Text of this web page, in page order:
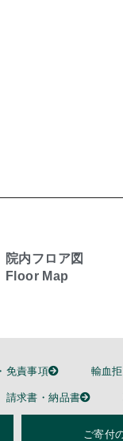
院内フロア図
Floor Map
免責事項 輸血
請求書・納品書
ご寄付